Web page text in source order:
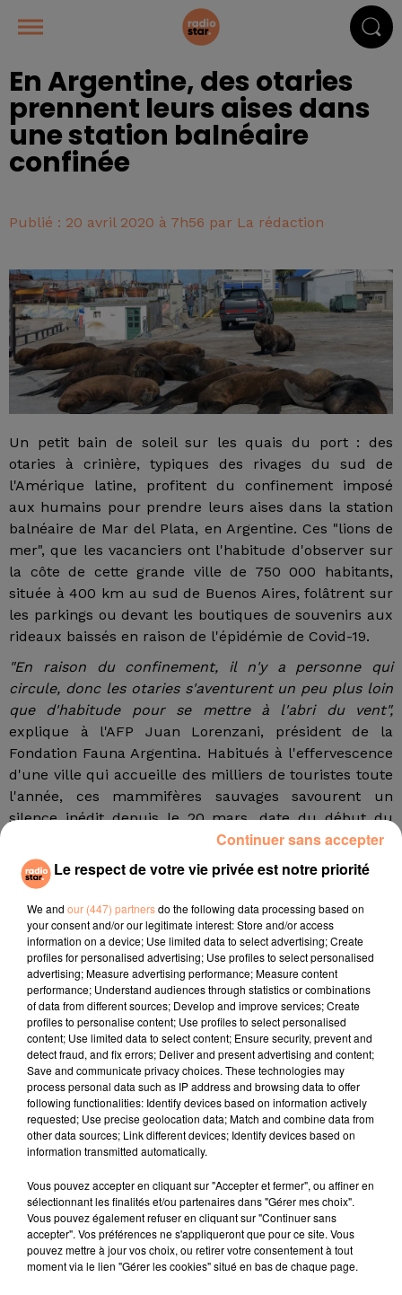
En Argentine, des otaries
prennent leurs aises dans
une station balnéaire
confinée
Publié : 20 avril 2020 à 7h56 par La rédaction
Un petit bain de soleil sur les quais du port : des
otaries à crinière, typiques des rivages du sud de
l'Amérique latine, profitent du confinement imposé
aux humains pour prendre leurs aises dans la station
balnéaire de Mar del Plata, en Argentine. Ces "lions de
mer", que les vacanciers ont l'habitude d'observer sur
la côte de cette grande ville de 750 000 habitants,
située à 400 km au sud de Buenos Aires, folâtrent sur
les parkings ou devant les boutiques de souvenirs aux
rideaux baissés en raison de l'épidémie de Covid-19.
"En raison du confinement, il n'y a personne qui
circule, donc les otaries s'aventurent un peu plus loin
que d'habitude pour se mettre à l'abri du vent",
explique à l'AFP Juan Lorenzani, président de la
Fondation Fauna Argentina. Habitués à l'effervescence
d'une ville qui accueille des milliers de touristes toute
l'année, ces mammifères sauvages savourent un
silence inédit depuis le 20 mars, date du début du
confinement obligatoire pour les 44 millions
d'Argentins.
"Ces animaux pèsent entre 350 et 500 kilos pour les
plus gros",rappelle Juan Lorenzani, qui souligne qu'ils
"ont la capacité de thermoréguler leur température".
"En fonction du temps, ils cherchent à se mettre à
l'abri du vent", ajoute le scientifique."C'est inhabituel",
reconnaît Jorge Barcio, un habitant interrogé dans la
rue alors qu'il part faire ses courses."Les animaux
profitent de la situation pour trouver un peu plus de
confort",constate-t-il.
fil actus
4 juillet 2022
Radio Star Live avec Dadju
27 juin 2022
Marseille : une application pour mettre en
relation extras et...
27 juin 2022
Le respect de votre vie privée est notre priorité
We and our (447) partnersdo the following data processing based on
your consent and/or our legitimate interest: Store and/or access
information on a device; Use limited data to select advertising; Create
profiles for personalised advertising; Use profiles to select personalised
advertising; Measure advertising performance; Measure content
performance; Understand audiences through statistics or combinations
of data from different sources; Develop and improve services; Create
profiles to personalise content; Use profiles to select personalised
content; Use limited data to select content; Ensure security, prevent and
detect fraud, and fix errors; Deliver and present advertising and content;
Save and communicate privacy choices. These technologies may
process personal data such as IP address and browsing data to offer
following functionalities: Identify devices based on information actively
requested; Use precise geolocation data; Match and combine data from
other data sources; Link different devices; Identify devices based on
information transmitted automatically.
Vous pouvez accepter en cliquant sur "Accepter et fermer", ou affiner en
sélectionnant les finalités et/ou partenaires dans "Gérer mes choix".
Vous pouvez également refuser en cliquant sur "Continuer sans
accepter". Vos préférences ne s'appliqueront que pour ce site. Vous
pouvez mettre à jour vos choix, ou retirer votre consentement à tout
moment via le lien "Gérer les cookies" situé en bas de chaque page.
Continuer sans accepter